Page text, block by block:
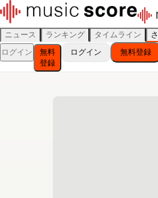
ニュース ランキング タイムライン
ログイン
無料
登録
ログイン 無料登録